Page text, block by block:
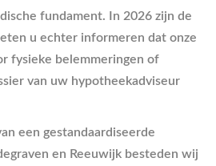
fundament. In 2026 zijn de
u echter informeren dat onze
fysieke belemmeringen of
van uw hypotheekadviseur
een gestandaardiseerde
en Reeuwijk besteden wij